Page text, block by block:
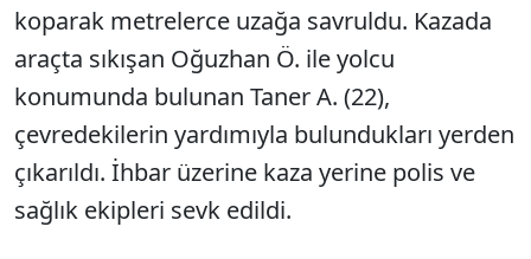
koparak metrelerce uzağa savruldu. Kazada
araçta sıkışan Oğuzhan Ö. ile yolcu
konumunda bulunan Taner A. (22),
çevredekilerin yardımıyla bulundukları yerden
çıkarıldı. İhbar üzerine kaza yerine polis ve
sağlık ekipleri sevk edildi.